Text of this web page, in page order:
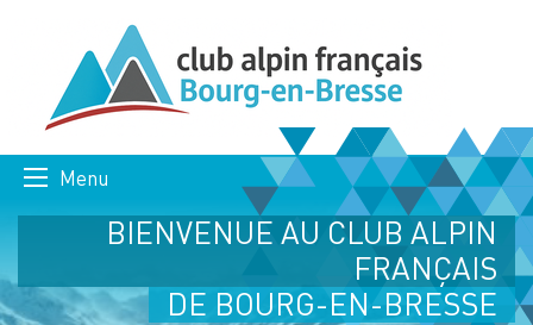
Menu
BIENVENUE AU CLUB ALPIN
FRANÇAIS
DE BOURG-EN-BRESSE